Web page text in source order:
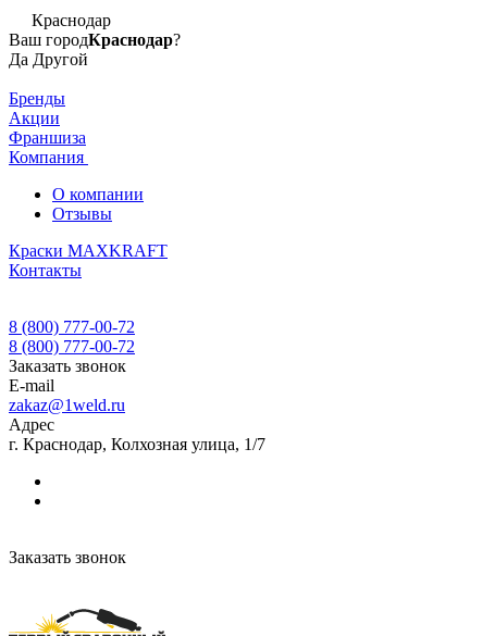
Краснодар
Ваш городКраснодар?
Да Другой
Бренды
Акции
Франшиза
Компания
О компании
Отзывы
Краски MAXKRAFT
Контакты
8 (800) 777-00-72
8 (800) 777-00-72
Заказать звонок
E-mail
zakaz@1weld.ru
Адрес
г. Краснодар, Колхозная улица, 1/7
Заказать звонок